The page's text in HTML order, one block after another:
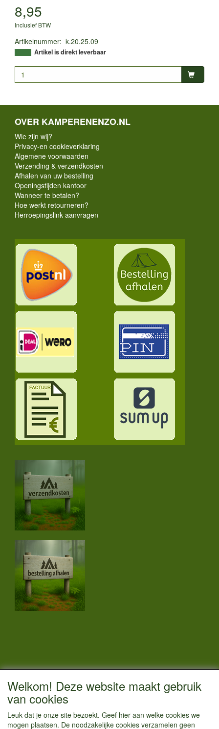
8,95
Inclusief BTW
Artikelnummer: k.20.25.09
Artikel is direkt leverbaar
OVER KAMPERENENZO.NL
Wie zijn wij?
Privacy-en cookieverklaring
Algemene voorwaarden
Verzending & verzendkosten
Afhalen van uw bestelling
Openingstijden kantoor
Wanneer te betalen?
Hoe werkt retourneren?
Herroepingslink aanvragen
CONTACTGEGEVENS
Vestigingsadres:
Hoofdweg 36
Welkom! Deze website maakt gebruik
van cookies
Leuk dat je onze site bezoekt. Geef hier aan welke cookies we
mogen plaatsen. De noodzakelijke cookies verzamelen geen